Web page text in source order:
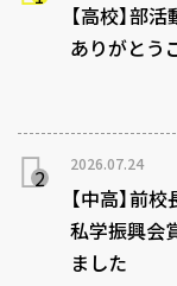
【高校】部
ありがとう
2026.07.24
【中高】前
私学振興会
ました